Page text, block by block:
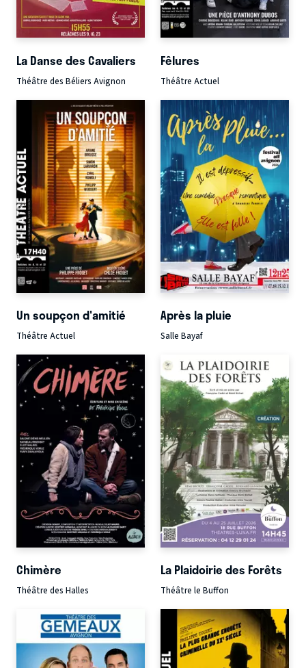
La Danse des Cavaliers
Théâtre des Béliers Avignon
Fêlures
Théâtre Actuel
Un soupçon d'amitié
Théâtre Actuel
Après la pluie
Salle Bayaf
Chimère
Théâtre des Halles
La Plaidoirie des Forêts
Théâtre le Buffon